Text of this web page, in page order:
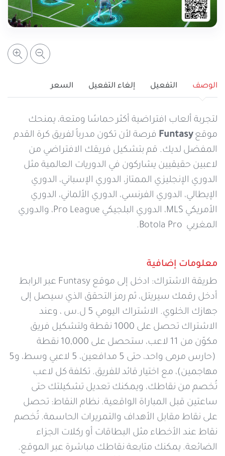
خدمات التعبئة والرصيد
عرض المزيد
تفاصيل الخدمة
اتصل بنا
شبكة التوزيع
الإجراءات
الوصف التفعيل إلغاء التفعيل السعر
لتجربة ألعاب افتراضية أكثر حماسًا ومتعة، يمنحك
موقعFuntasy فرصة لأن تكون مدرباً لفريق كرة القدم
المفضل لديك. قم بتشكيل فريقك الافتراضي من
لاعبين حقيقيين يشاركون في الدوريات العالمية مثل
الدوري الإنجليزي الممتاز، الدوري الإسباني، الدوري
الإيطالي، الدوري الفرنسي، الدوري الألماني، الدوري
الأمريكي MLS، الدوري البلجيكي Pro League، والدوري
المغربي Botola Pro.
معلومات إضافية
طريقة الاشتراك: ادخل إلى موقع Funtasy عبر الرابط
أدخل رقمك سيريتل، ثم رمز التحقق الذي سيصل إلى
جهازك الخلوي. الاشتراك اليومي 5 ل.س ، وعند
الاشتراك تحصل على 1000 نقطة ولتشكيل فريق
مكوّن من 11 لاعب، ستحصل على 10,000 نقطة
(حارس مرمى واحد، حتى 5 مدافعين، 5 لاعبي وسط، و5
مهاجمين)، مع اختيار قائد للفريق. تكلفة كل لاعب
تُخصم من نقاطك، ويمكنك تعديل تشكيلتك حتى
ساعتين قبل المباراة الواقعية. نظام النقاط: تحصل
على نقاط مقابل الأهداف والتمريرات الحاسمة. تُخصم
نقاط عند الأخطاء مثل البطاقات أو ركلات الجزاء
الضائعة. يمكنك متابعة نقاطك مباشرة عبر الموقع.